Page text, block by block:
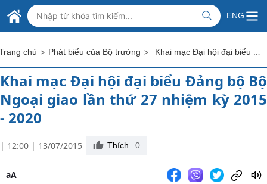
Skip to Main Content
BỘ NGOẠI GIAO VIỆT NAM
MINISTRY OF FOREIGN AFFAIRS
ENG
chủ > Phát biểu của Bộ trưởng > Khai mạc Đại hội đại biểu Đảng bộ Bộ Ngoại giao lần thứ 27 nhiệm kỳ 2015 - 2020
Khai mạc Đại hội đại biểu Đảng bộ Bộ
Ngoại giao lần thứ 27 nhiệm kỳ 2015
- 2020
| 12:00 | 13/07/2015 Thích 0
aA